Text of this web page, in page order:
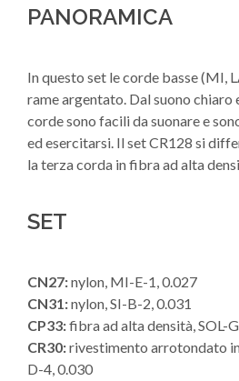
PANORAMICA
In questo set le corde basse (MI,
rame argentato. Dal suono chiaro
corde sono facili da suonare e
ed esercitarsi. Il set CR128 si
la terza corda in fibra ad alta
SET
CN27:nylon, MI-E-1, 0.027
CN31:nylon, SI-B-2, 0.031
CP33:fibra ad alta densità, SOL-
CR30:rivestimento arrotondato
D-4, 0.030